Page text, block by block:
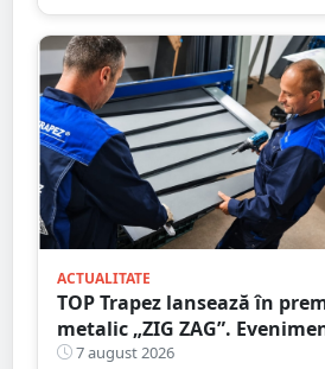
ACTUALITATE
TOP Trapez lansează în
metalic „ZIG ZAG”.
în Grădina Romei
7 august 2026